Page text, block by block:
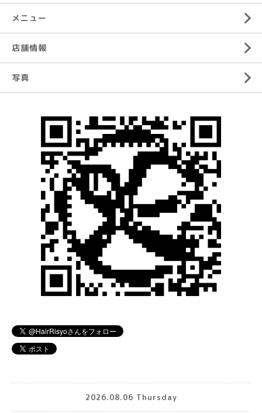
メニュー
店舗情報
写真
2026.08.06 Thursday